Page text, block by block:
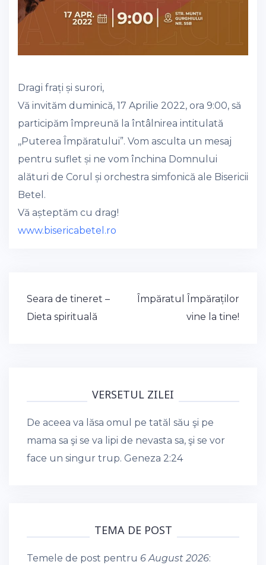
Dragi frați și surori,
Vă invităm duminică, 17 Aprilie 2022, ora 9:00, să
participăm împreună la întâlnirea intitulată
,,Puterea Împăratului”. Vom asculta un mesaj
pentru suflet și ne vom închina Domnului
alături de Corul și orchestra simfonică ale Bisericii
Betel.
Vă așteptăm cu drag!
www.bisericabetel.ro
Post
navigation
Seara de tineret –
Dieta spirituală
Împăratul Împăraților
vine la tine!
VERSETUL ZILEI
De aceea va lăsa omul pe tatăl său şi pe
mama sa şi se va lipi de nevasta sa, şi se vor
face un singur trup. Geneza 2:24
TEMA DE POST
Temele de post pentru 6 August 2026: